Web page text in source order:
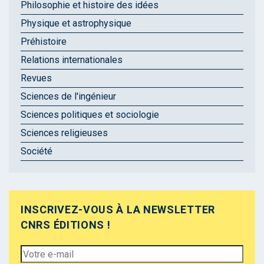
Philosophie et histoire des idées
Physique et astrophysique
Préhistoire
Relations internationales
Revues
Sciences de l'ingénieur
Sciences politiques et sociologie
Sciences religieuses
Société
INSCRIVEZ-VOUS À LA NEWSLETTER
CNRS ÉDITIONS !